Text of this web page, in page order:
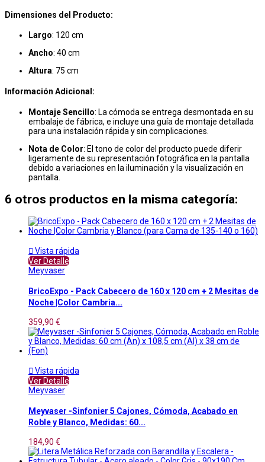
Dimensiones del Producto:
Largo: 120 cm
Ancho: 40 cm
Altura: 75 cm
Información Adicional:
Montaje Sencillo: La cómoda se entrega desmontada en su
embalaje de fábrica, e incluye una guía de montaje detallada
para una instalación rápida y sin complicaciones.
Nota de Color: El tono de color del producto puede diferir
ligeramente de su representación fotográfica en la pantalla
debido a variaciones en la iluminación y la visualización en
pantalla.
6 otros productos en la misma categoría:
 Vista rápida
Ver Detalle
Meyvaser
BricoExpo - Pack Cabecero de 160 x 120 cm + 2 Mesitas de
Noche |Color Cambria...
359,90 €
 Vista rápida
Ver Detalle
Meyvaser
Meyvaser -Sinfonier 5 Cajones, Cómoda, Acabado en
Roble y Blanco, Medidas: 60...
184,90 €